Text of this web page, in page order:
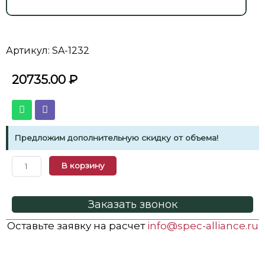
Артикул: SA-1232
20735.00 ₽
Предложим дополнительную скидку от объема!
В корзину
Заказать звонок
Оставьте заявку на расчет info@spec-alliance.ru